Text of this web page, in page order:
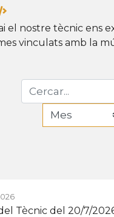
el nostre tècnic ens
vinculats amb la
Tècnic del 20/7/